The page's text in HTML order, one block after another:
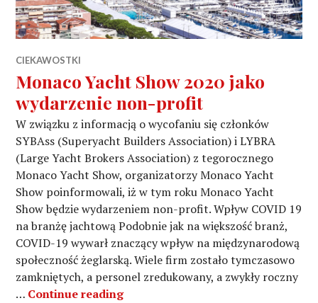
CIEKAWOSTKI
Monaco Yacht Show 2020 jako
wydarzenie non-profit
W związku z informacją o wycofaniu się członków
SYBAss (Superyacht Builders Association) i LYBRA
(Large Yacht Brokers Association) z tegorocznego
Monaco Yacht Show, organizatorzy Monaco Yacht
Show poinformowali, iż w tym roku Monaco Yacht
Show będzie wydarzeniem non-profit. Wpływ COVID 19
na branżę jachtową Podobnie jak na większość branż,
COVID-19 wywarł znaczący wpływ na międzynarodową
społeczność żeglarską. Wiele firm zostało tymczasowo
zamkniętych, a personel zredukowany, a zwykły roczny
… Continue readingMonaco Yacht Show 2020 jako